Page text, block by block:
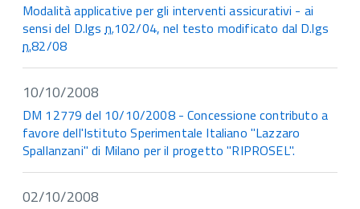
Modalità applicative per gli interventi assicurativi - ai
sensi del D.lgsn.102/04, nel testo modificato dal D.lgs
n.82/08
10/10/2008
DM 12779 del 10/10/2008 - Concessione contributo a
favore dell'Istituto Sperimentale Italiano "Lazzaro
Spallanzani" di Milano per il progetto "RIPROSEL".
02/10/2008